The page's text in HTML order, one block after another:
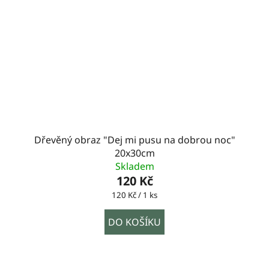
Dřevěný obraz "Dej mi pusu na dobrou noc"
20x30cm
Skladem
120 Kč
Měrná
120 Kč / 1 ks
DO KOŠÍKU